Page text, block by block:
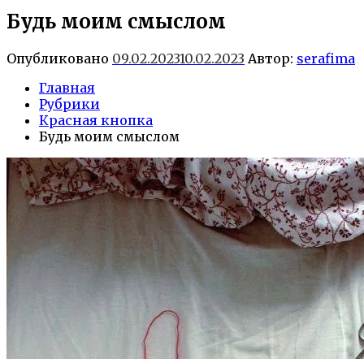
Будь моим смыслом
Опубликовано 09.02.202310.02.2023 Автор: serafima
Главная
Рубрики
Красная кнопка
Будь моим смыслом